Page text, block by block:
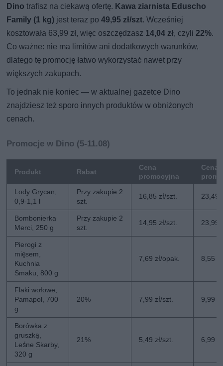
Dino trafisz na ciekawą ofertę. Kawa ziarnista Eduscho
Family (1 kg) jest teraz po49,95 zł/szt. Wcześniej
kosztowała 63,99 zł, więc oszczędzasz 14,04 zł, czyli22%.
Co ważne: nie ma limitów ani dodatkowych warunków,
dlatego tę promocję łatwo wykorzystać nawet przy
większych zakupach.
To jednak nie koniec — w aktualnej gazetce Dino
znajdziesz też sporo innych produktów w obniżonych
cenach.
Promocje w Dino (5-11.08)
Produkt Rabat
Cena
promocyjna
Cena
Lody Grycan,
0,9-1,1 l
Przy zakupie 2
szt.
16,85 zł/szt. 23,49
Bombonierka
Merci, 250 g
Przy zakupie 2
szt.
14,95 zł/szt. 23,99
Pierogi z
mięsem,
Kuchnia
Smaku, 800 g
7,69 zł/opak. 8,55
Flaki wołowe,
Pamapol, 700
g
20% 7,99 zł/szt. 9,99
Borówka z
gruszką,
Leśne Skarby,
320 g
21% 5,49 zł/szt. 6,99